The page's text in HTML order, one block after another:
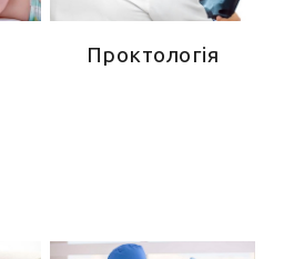
Проктологія